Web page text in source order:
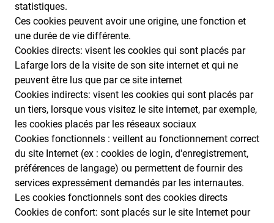
statistiques.
Ces cookies peuvent avoir une origine, une fonction et
une durée de vie différente.
Cookies directs: visent les cookies qui sont placés par
Lafarge lors de la visite de son site internet et qui ne
peuvent être lus que par ce site internet
Cookies indirects: visent les cookies qui sont placés par
un tiers, lorsque vous visitez le site internet, par exemple,
les cookies placés par les réseaux sociaux
Cookies fonctionnels : veillent au fonctionnement correct
du site Internet (ex : cookies de login, d'enregistrement,
préférences de langage) ou permettent de fournir des
services expressément demandés par les internautes.
Les cookies fonctionnels sont des cookies directs
Cookies de confort: sont placés sur le site Internet pour